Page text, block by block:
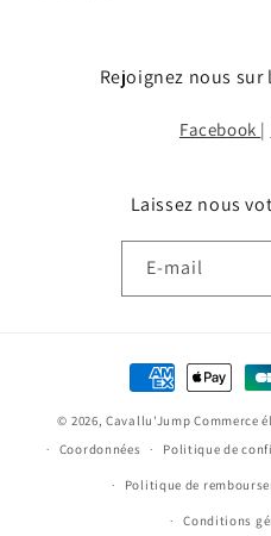
Rejoignez nous sur
Facebook |
Laissez nous
E-mail
Moyens
de
paiement
© 2026,Cavallu'Jump Commerce
Coordonnées
Politique de
Politique de
Conditions